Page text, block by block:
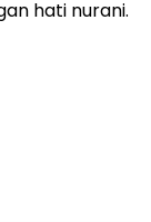
hati nurani.